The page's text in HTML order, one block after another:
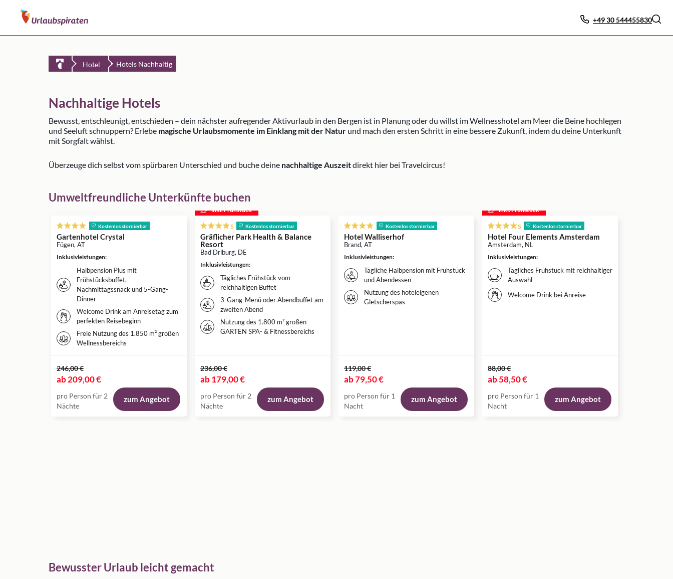
+49 30 544455830
Hotel Hotels Nachhaltig
Nachhaltige Hotels
Bewusst, entschleunigt, entschieden – dein nächster aufregender Aktivurlaub in den Bergen ist in Planung oder du willst im Wellnesshotel am Meer die Beine hochlegen
und Seeluft schnuppern? Erlebe magische Urlaubsmomente im Einklang mit der Natur und mach den ersten Schritt in eine bessere Zukunft, indem du deine Unterkunft
mit Sorgfalt wählst.
Überzeuge dich selbst vom spürbaren Unterschied und buche deine nachhaltige Auszeitdirekt hier bei Travelcircus!
Umweltfreundliche Unterkünfte buchen
Kostenlos stornierbar
Gartenhotel Crystal
Fügen, AT
Inklusivleistungen:
Halbpension Plus mit
Frühstücksbuffet,
Nachmittagssnack und 5-Gang-
Dinner
Welcome Drink am Anreisetag zum
perfekten Reisebeginn
Freie Nutzung des 1.850 m² großen
Wellnessbereichs
246,00 €
ab209,00 €
pro Person für 2
Nächte
zum Angebot
inkl. Frühstück
s Kostenlos stornierbar
Gräflicher Park Health & Balance
Resort
Bad Driburg, DE
Inklusivleistungen:
Tägliches Frühstück vom
reichhaltigen Buffet
3-Gang-Menü oder Abendbuffet am
zweiten Abend
Nutzung des 1.800 m² großen
GARTEN SPA- & Fitnessbereichs
236,00 €
ab179,00 €
pro Person für 2
Nächte
zum Angebot
Kostenlos stornierbar
Hotel Walliserhof
Brand, AT
Inklusivleistungen:
Tägliche Halbpension mit Frühstück
und Abendessen
Nutzung des hoteleigenen
Gletscherspas
119,00 €
ab79,50 €
pro Person für 1
Nacht
zum Angebot
inkl. Frühstück
s Kostenlos stornierbar
Hotel Four Elements Amsterdam
Amsterdam, NL
Inklusivleistungen:
Tägliches Frühstück mit reichhaltiger
Auswahl
Welcome Drink bei Anreise
88,00 €
ab58,50 €
pro Person für 1
Nacht
zum Angebot
Bewusster Urlaub leicht gemacht